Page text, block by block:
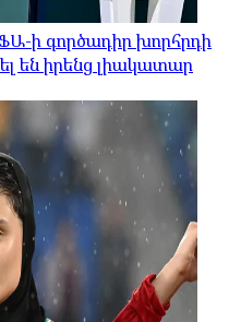
ի գործադիր խորհրդի
են իրենց լիակատար